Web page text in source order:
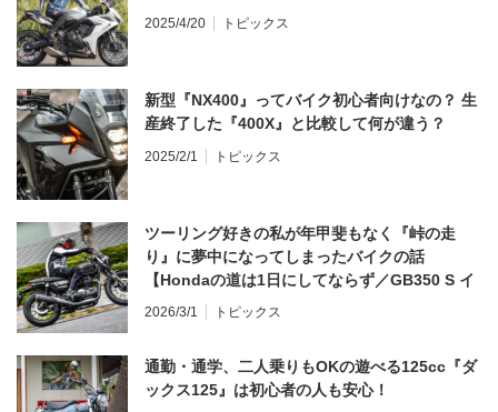
2025/4/20 トピックス
新型『NX400』ってバイク初心者向けなの？ 生
産終了した『400X』と比較して何が違う？
2025/2/1 トピックス
ツーリング好きの私が年甲斐もなく『峠の走
り』に夢中になってしまったバイクの話
【Hondaの道は1日にしてならず／GB350 S イ
ンプレ・レビュー 前編】
2026/3/1 トピックス
通勤・通学、二人乗りもOKの遊べる125cc『ダ
ックス125』は初心者の人も安心！